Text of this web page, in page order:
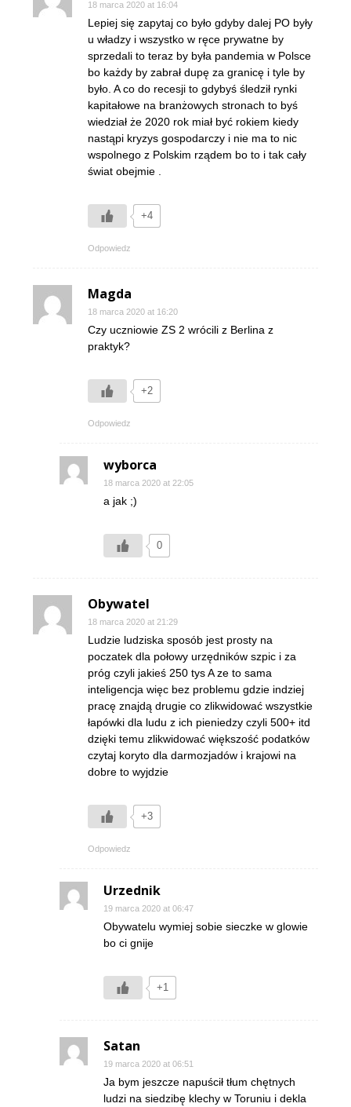
18 marca 2020 at 16:04
Lepiej się zapytaj co było gdyby dalej PO były
u władzy i wszystko w ręce prywatne by
sprzedali to teraz by była pandemia w Polsce
bo każdy by zabrał dupę za granicę i tyle by
było. A co do recesji to gdybyś śledził rynki
kapitałowe na branżowych stronach to byś
wiedział że 2020 rok miał być rokiem kiedy
nastąpi kryzys gospodarczy i nie ma to nic
wspolnego z Polskim rządem bo to i tak cały
świat obejmie .
+4
Odpowiedz
Magda
18 marca 2020 at 16:20
Czy uczniowie ZS 2 wrócili z Berlina z
praktyk?
+2
Odpowiedz
wyborca
18 marca 2020 at 22:05
a jak ;)
0
Obywatel
18 marca 2020 at 21:29
Ludzie ludziska sposób jest prosty na
poczatek dla połowy urzędników szpic i za
próg czyli jakieś 250 tys A ze to sama
inteligencja więc bez problemu gdzie indziej
pracę znajdą drugie co zlikwidować wszystkie
łapówki dla ludu z ich pieniedzy czyli 500+ itd
dzięki temu zlikwidować większość podatków
czytaj koryto dla darmozjadów i krajowi na
dobre to wyjdzie
+3
Odpowiedz
Urzednik
19 marca 2020 at 06:47
Obywatelu wymiej sobie sieczke w glowie
bo ci gnije
+1
Satan
19 marca 2020 at 06:51
Ja bym jeszcze napuścił tłum chętnych
ludzi na siedzibę klechy w Toruniu i dekla